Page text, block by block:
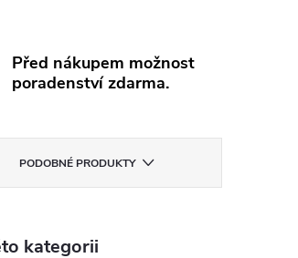
Před nákupem možnost
poradenství zdarma.
PODOBNÉ PRODUKTY
kategorii